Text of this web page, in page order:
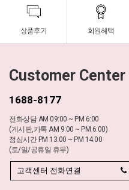
Customer Center
1688-8177
전화상담 AM 09:00 ~ PM 6:00
(게시판,카톡 AM 9:00 ~ PM 6:00)
점심시간 PM 13:00 ~ PM 14:00
(토/일/공휴일 휴무)
고객센터 전화연결